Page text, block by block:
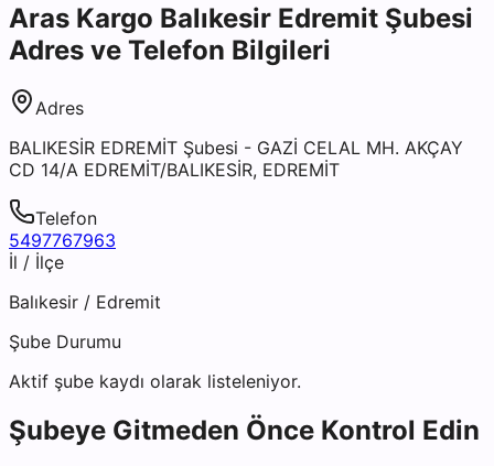
Aras Kargo Balıkesir Edremit Şubesi
Adres ve Telefon Bilgileri
Adres
BALIKESİR EDREMİT Şubesi - GAZİ CELAL MH. AKÇAY
CD 14/A EDREMİT/BALIKESİR, EDREMİT
Telefon
5497767963
İl / İlçe
Balıkesir / Edremit
Şube Durumu
Aktif şube kaydı olarak listeleniyor.
Şubeye Gitmeden Önce Kontrol Edin